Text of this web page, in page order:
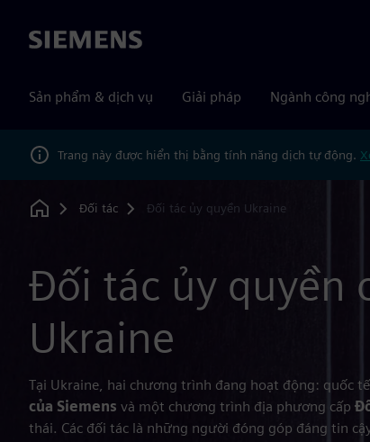
Siemens
Sản phẩm & dịch vụ Giải pháp Ngành công
Trang này được hiển thị bằng tính năng dịch tự động.
Home
Đối tác Đối tác ủy quyền Ukraine
Đối tác ủy quyền
Ukraine
Tại Ukraine, hai chương trình đang hoạt động: quốc tế
của Siemens và một chương trình địa phương cấp
thái. Các đối tác là những người đóng góp đáng tin